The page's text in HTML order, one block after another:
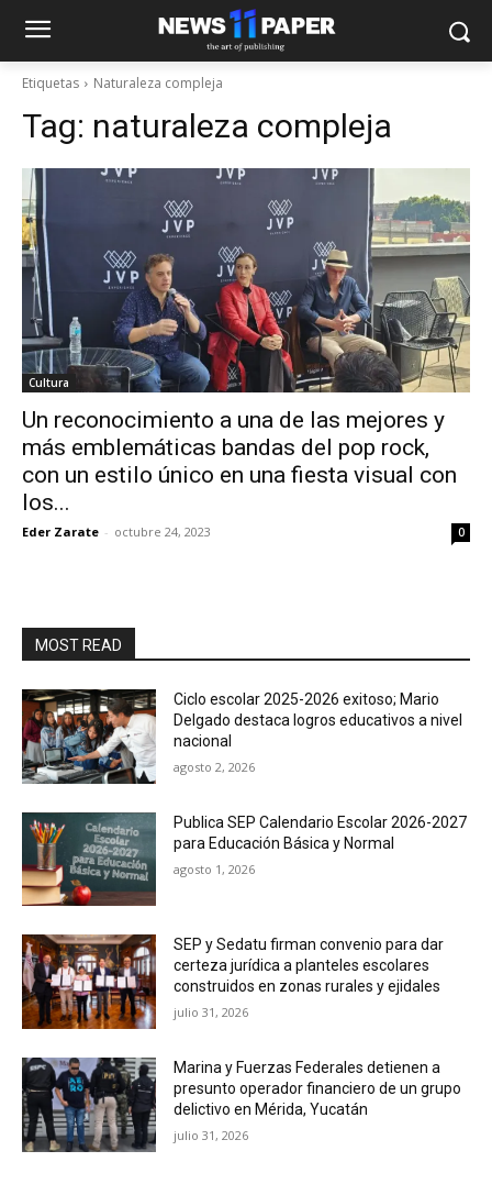
Etiquetas Naturaleza compleja
Tag: naturaleza compleja
Cultura
Un reconocimiento a una de las mejores y
más emblemáticas bandas del pop rock,
con un estilo único en una fiesta visual con
los...
Eder Zarate - octubre 24, 2023 0
MOST READ
Ciclo escolar 2025-2026 exitoso; Mario
Delgado destaca logros educativos a nivel
nacional
agosto 2, 2026
Publica SEP Calendario Escolar 2026-2027
para Educación Básica y Normal
agosto 1, 2026
SEP y Sedatu firman convenio para dar
certeza jurídica a planteles escolares
construidos en zonas rurales y ejidales
julio 31, 2026
Marina y Fuerzas Federales detienen a
presunto operador financiero de un grupo
delictivo en Mérida, Yucatán
julio 31, 2026